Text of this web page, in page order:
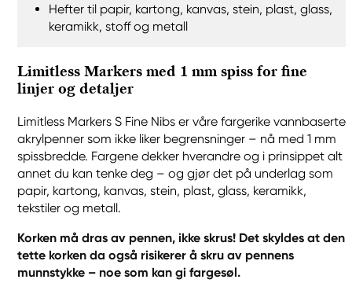
Hefter til papir, kartong, kanvas, stein, plast, glass,
keramikk, stoff og metall
Limitless Markers med 1 mm spiss for fine
linjer og detaljer
Limitless Markers S Fine Nibs er våre fargerike vannbaserte
akrylpenner som ikke liker begrensninger – nå med 1 mm
spissbredde. Fargene dekker hverandre og i prinsippet alt
annet du kan tenke deg – og gjør det på underlag som
papir, kartong, kanvas, stein, plast, glass, keramikk,
tekstiler og metall.
Korken må dras av pennen, ikke skrus! Det skyldes at den
tette korken da også risikerer å skru av pennens
munnstykke – noe som kan gi fargesøl.